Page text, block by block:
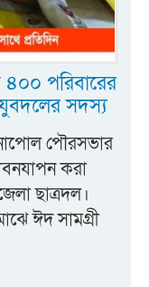
৪০০ পরিবারের
সদস্য
পৌরসভার
করা
ছাত্রদল।
ঈদ সামগ্রী